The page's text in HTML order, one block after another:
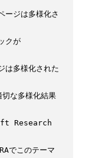
ージは多様化さ
クが
は多様化された
な多様化結果
Research
でこのテーマ